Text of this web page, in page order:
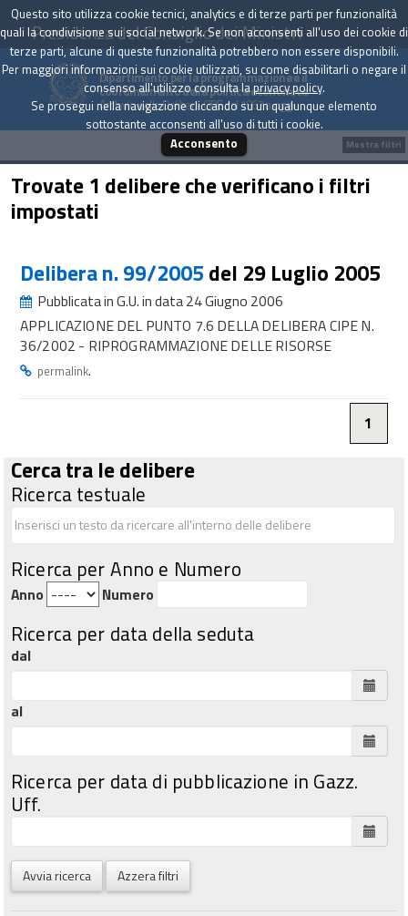
Presidenza del Consiglio dei Ministri
Dipartimento per la programmazione e il
coordinamento della politica economica
Archivio delle Delibere CIPE dal 1967 a oggi
Trovate 1 delibere che verificano i filtri
impostati
Delibera n. 99/2005 del 29 Luglio 2005
Pubblicata in G.U. in data 24 Giugno 2006
APPLICAZIONE DEL PUNTO 7.6 DELLA DELIBERA CIPE N.
36/2002 - RIPROGRAMMAZIONE DELLE RISORSE
permalink.
1
Cerca tra le delibere
Ricerca testuale
Ricerca per Anno e Numero
Anno Numero
Ricerca per data della seduta
dal
al
Ricerca per data di pubblicazione in Gazz.
Uff.
Avvia ricerca Azzera filtri
Mostra filtri
Questo sito utilizza cookie tecnici, analytics e di terze parti per funzionalità
quali la condivisione sui social network. Se non acconsenti all'uso dei cookie di
terze parti, alcune di queste funzionalità potrebbero non essere disponibili.
Per maggiori informazioni sui cookie utilizzati, su come disabilitarli o negare il
consenso all'utilizzo consulta laprivacy policy.
Se prosegui nella navigazione cliccando su un qualunque elemento
sottostante acconsenti all'uso di tutti i cookie.
Acconsento